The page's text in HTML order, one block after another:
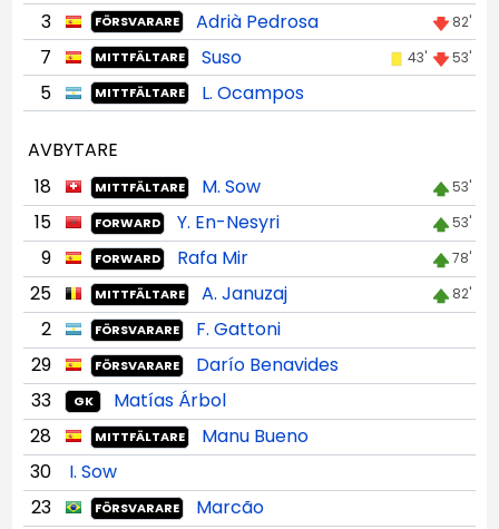
3 FÖRSVARARE Adrià Pedrosa 82'
7 MITTFÄLTARE Suso 43' 53'
5 MITTFÄLTARE L. Ocampos
AVBYTARE
18
MITTFÄLTARE M. Sow 53'
15 FORWARD Y. En-Nesyri 53'
9 FORWARD Rafa Mir 78'
25 MITTFÄLTARE A. Januzaj 82'
2 FÖRSVARARE
F. Gattoni
29
FÖRSVARARE
Darío Benavides
33
GK
Matías Árbol
28
MITTFÄLTARE
Manu Bueno
30
I. Sow
23
FÖRSVARARE
Marcão